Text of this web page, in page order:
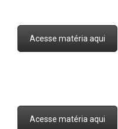
Acesse matéria aqui
Acesse matéria aqui